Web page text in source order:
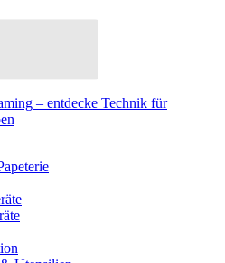
– entdecke Technik für